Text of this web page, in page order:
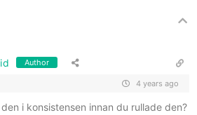
Author
4 years ago
i konsistensen innan du rullade den?